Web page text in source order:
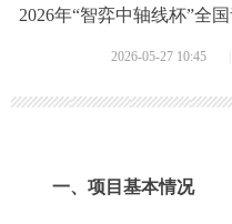
2026年“智弈中轴线杯”全
2026-05-27 10:45
一、项目基本情况